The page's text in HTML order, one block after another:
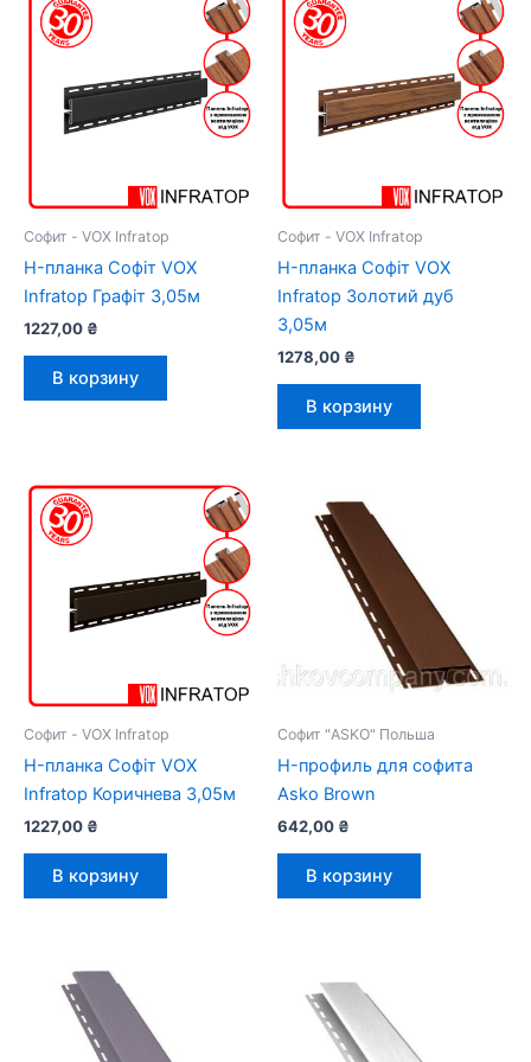
Софит - VOX Infratop
H-планка Софіт VOX
Infratop Графіт 3,05м
1227,00 ₴
В корзину
Софит - VOX Infratop
H-планка Софіт VOX
Infratop Золотий дуб
3,05м
1278,00 ₴
В корзину
Софит - VOX Infratop
H-планка Софіт VOX
Infratop Коричнева 3,05м
1227,00 ₴
В корзину
Софит "ASKO" Польша
H-профиль для софита
Asko Brown
642,00 ₴
В корзину